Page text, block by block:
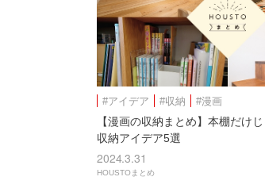
#アイデア #収納 #漫画
【漫画の収納まとめ】本棚だけ
収納アイデア5選
2024.3.31
HOUSTOまとめ